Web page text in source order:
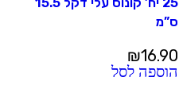
ס”מ
₪16.90
הוספה לסל